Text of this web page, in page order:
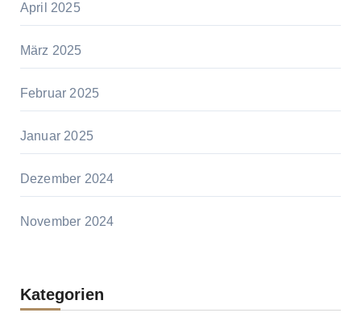
April 2025
März 2025
Februar 2025
Januar 2025
Dezember 2024
November 2024
Kategorien